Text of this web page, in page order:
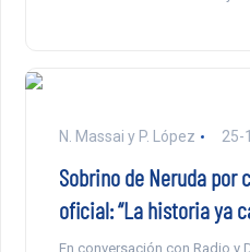
N. Massai y P. López 25-
Sobrino de Neruda por
oficial: “La historia ya
En conversación con Radio y